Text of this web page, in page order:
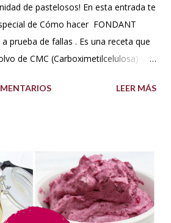
de pastelosos! En esta entrada te
de Cómo hacer FONDANT
a prueba de fallas . Es una receta que
de CMC (Carboximetilcelulosa) y
elasticidad, firmeza y le ayudan a
2 taza). Y para climas cálidos usar
*7.5 ml de CMC o Tylose *2.5
gum) *1 cucharada de 15 ml
tipo Crisco o 10 gramos *75
LEER MÁS